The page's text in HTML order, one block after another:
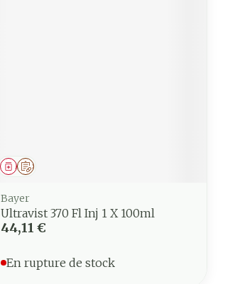
Sur prescription
Médicament
Bayer
Ultravist 370 Fl Inj 1 X 100ml
44,11 €
En rupture de stock